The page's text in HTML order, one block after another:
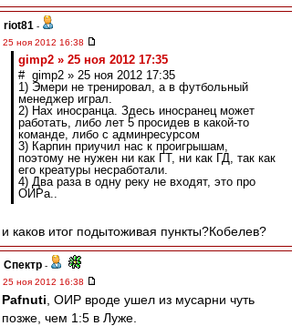
riot81 -
25 ноя 2012 16:38
gimp2 » 25 ноя 2012 17:35
# gimp2 » 25 ноя 2012 17:35
1) Эмери не тренировал, а в футбольный
менеджер играл.
2) Нах иносранца. Здесь иносранец может
работать, либо лет 5 просидев в какой-то
команде, либо с админресурсом
3) Карпин приучил нас к проигрышам,
поэтому не нужен ни как ГТ, ни как ГД, так как
его креатуры несработали.
4) Два раза в одну реку не входят, это про
ОИРа..
и каков итог подытоживая пункты?Кобелев?
Спектр -
25 ноя 2012 16:38
Pafnuti , ОИР вроде ушел из мусарни чуть
позже, чем 1:5 в Луже.